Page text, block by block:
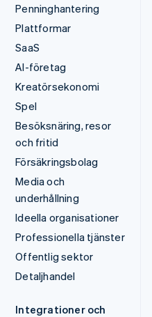
Penninghantering
Plattformar
SaaS
AI-företag
Kreatörsekonomi
Spel
Besöksnäring, resor
och fritid
Försäkringsbolag
Media och
underhållning
Ideella organisationer
Professionella tjänster
Offentlig sektor
Detaljhandel
Integrationer och